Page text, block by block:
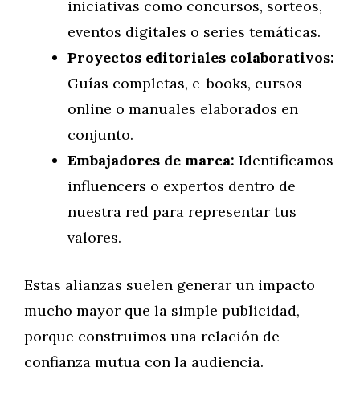
iniciativas como concursos, sorteos,
eventos digitales o series temáticas.
Proyectos editoriales colaborativos:
Guías completas, e-books, cursos
online o manuales elaborados en
conjunto.
Embajadores de marca: Identificamos
influencers o expertos dentro de
nuestra red para representar tus
valores.
Estas alianzas suelen generar un impacto
mucho mayor que la simple publicidad,
porque construimos una relación de
confianza mutua con la audiencia.